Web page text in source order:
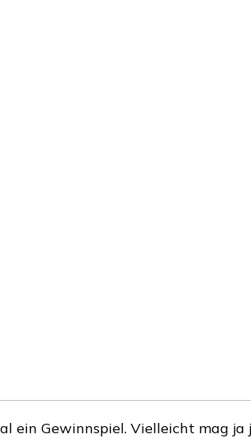
ein Gewinnspiel. Vielleicht mag